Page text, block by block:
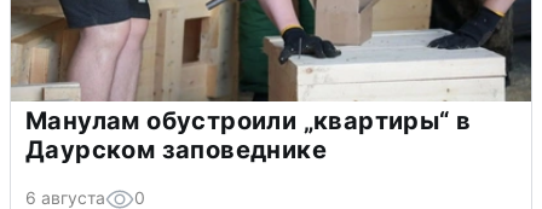
Манулам обустроили „квартиры“ в
Даурском заповеднике
6 августа 0